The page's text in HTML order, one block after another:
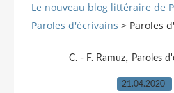
Le nouveau blog littéraire de
Paroles d'écrivains > Paroles
C. - F. Ramuz, Paroles
21.04.2020